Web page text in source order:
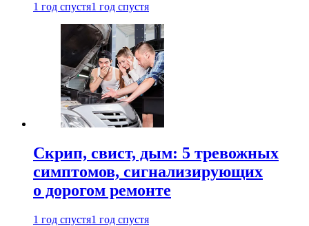
1 год спустя1 год спустя
Скрип, свист, дым: 5 тревожных
симптомов, сигнализирующих
о дорогом ремонте
1 год спустя1 год спустя